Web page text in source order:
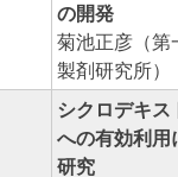
の開発
菊池正彦（第
製剤研究所）
シクロデキス
への有効利用
研究